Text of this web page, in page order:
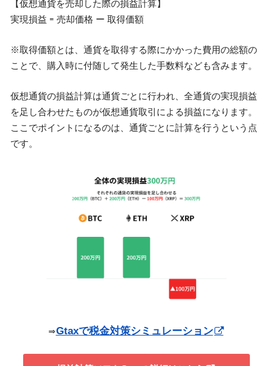
【仮想通貨を売却した際の損益計算】
実現損益 = 売却価格 ー 取得価額
※取得価額とは、通貨を取得する際にかかった費用の総額の
ことで、購入時に付随して発生した手数料なども含みます。
仮想通貨の損益計算は通貨ごとに行われ、全通貨の実現損益
を足し合わせたものが仮想通貨取引による損益になります。
ここでポイントになるのは、通貨ごとに計算を行うという点
です。
⇒Gtaxで税金対策シミュレーション